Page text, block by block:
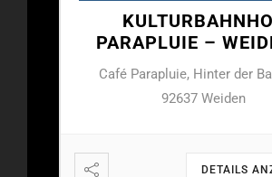
PARAPLUIE –
Café Parapluie, Hinter der
92637 Weiden
DETAILS